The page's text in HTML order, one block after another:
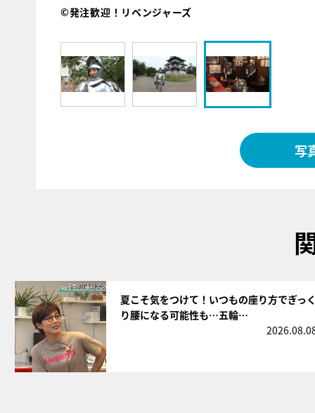
©発注歓迎！リベンジャーズ
写
夏こそ気をつけて！いつもの座り方でぎっ
り腰になる可能性も…五輪…